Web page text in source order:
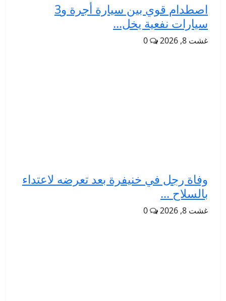
اصطدام قوي بين سيارة أجرة و3
سيارات نفعية يخل...
غشت 8, 2026 0
وفاة رجل في خنيفرة بعد تعرضه لاعتداء
بالسلاح ...
غشت 8, 2026 0